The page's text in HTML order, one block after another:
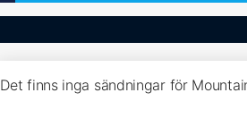
Det finns inga sändningar för